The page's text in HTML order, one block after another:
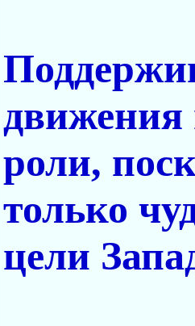
движения
роли,
только
цели